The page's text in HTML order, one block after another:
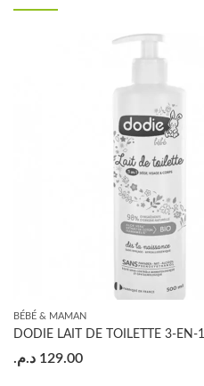
BÉBÉ & MAMAN
DODIE LAIT DE TOILETTE 3-
129.00 د.م.